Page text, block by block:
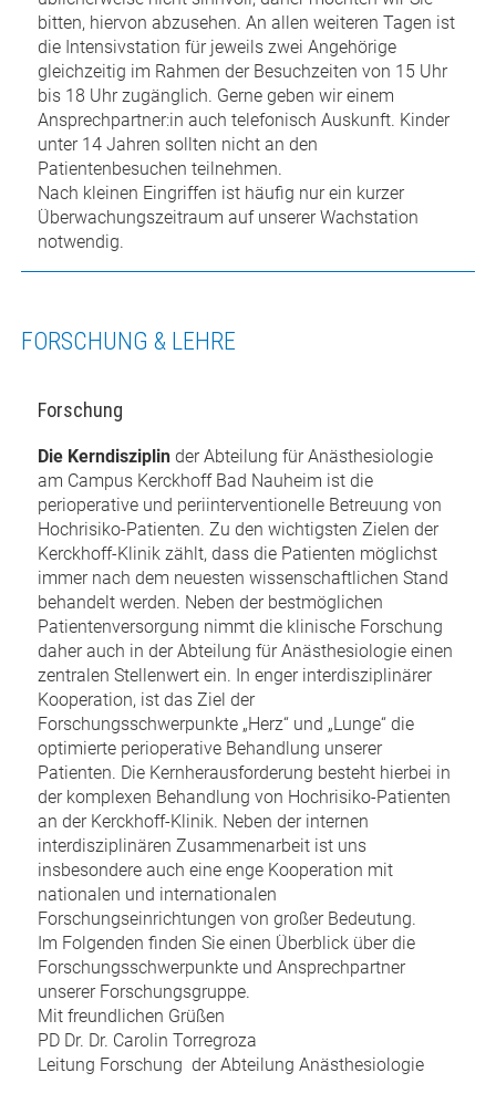
bitten, hiervon abzusehen. An allen weiteren Tagen ist
die Intensivstation für jeweils zwei Angehörige
gleichzeitig im Rahmen der Besuchzeiten von 15 Uhr
bis 18 Uhr zugänglich. Gerne geben wir einem
Ansprechpartner:in auch telefonisch Auskunft. Kinder
unter 14 Jahren sollten nicht an den
Patientenbesuchen teilnehmen.
Nach kleinen Eingriffen ist häufig nur ein kurzer
Überwachungszeitraum auf unserer Wachstation
notwendig.
FORSCHUNG & LEHRE
Forschung
Die Kerndisziplin der Abteilung für Anästhesiologie
am Campus Kerckhoff Bad Nauheim ist die
perioperative und periinterventionelle Betreuung von
Hochrisiko-Patienten. Zu den wichtigsten Zielen der
Kerckhoff-Klinik zählt, dass die Patienten möglichst
immer nach dem neuesten wissenschaftlichen Stand
behandelt werden. Neben der bestmöglichen
Patientenversorgung nimmt die klinische Forschung
daher auch in der Abteilung für Anästhesiologie einen
zentralen Stellenwert ein. In enger interdisziplinärer
Kooperation, ist das Ziel der
Forschungsschwerpunkte „Herz“ und „Lunge“ die
optimierte perioperative Behandlung unserer
Patienten. Die Kernherausforderung besteht hierbei in
der komplexen Behandlung von Hochrisiko-Patienten
an der Kerckhoff-Klinik. Neben der internen
interdisziplinären Zusammenarbeit ist uns
insbesondere auch eine enge Kooperation mit
nationalen und internationalen
Forschungseinrichtungen von großer Bedeutung.
Im Folgenden finden Sie einen Überblick über die
Forschungsschwerpunkte und Ansprechpartner
unserer Forschungsgruppe.
Mit freundlichen Grüßen
PD Dr. Dr. Carolin Torregroza
Leitung Forschung der Abteilung Anästhesiologie